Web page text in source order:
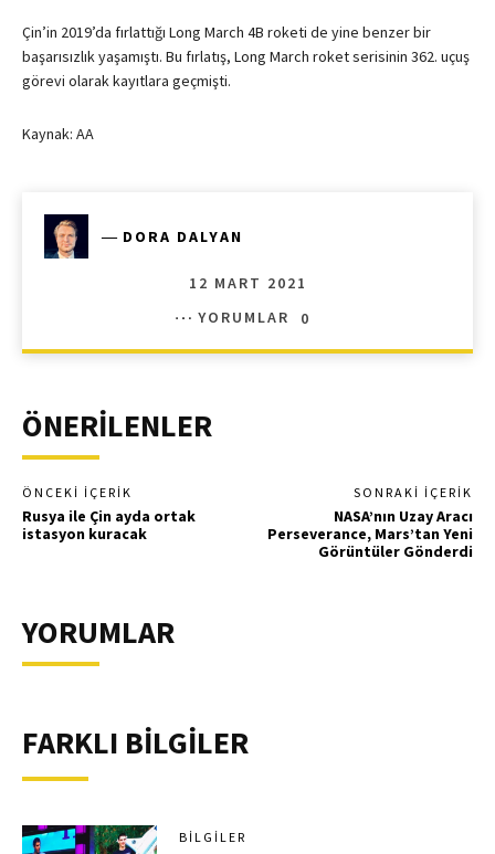
Çin’in 2019’da fırlattığı Long March 4B roketi de yine benzer bir
başarısızlık yaşamıştı. Bu fırlatış, Long March roket serisinin 362. uçuş
görevi olarak kayıtlara geçmişti.
Kaynak: AA
― DORA DALYAN
12 MART 2021
YORUMLAR
0
ÖNERİLENLER
ÖNCEKI İÇERIK
Rusya ile Çin ayda ortak
istasyon kuracak
SONRAKI İÇERIK
NASA’nın Uzay Aracı
Perseverance, Mars’tan Yeni
Görüntüler Gönderdi
YORUMLAR
FARKLI BİLGİLER
BILGILER